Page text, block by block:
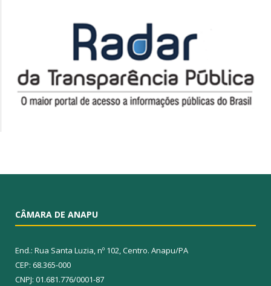
CÂMARA DE ANAPU
End.: Rua Santa Luzia, nº 102, Centro. Anapu/PA
CEP: 68.365-000
CNPJ: 01.681.776/0001-87